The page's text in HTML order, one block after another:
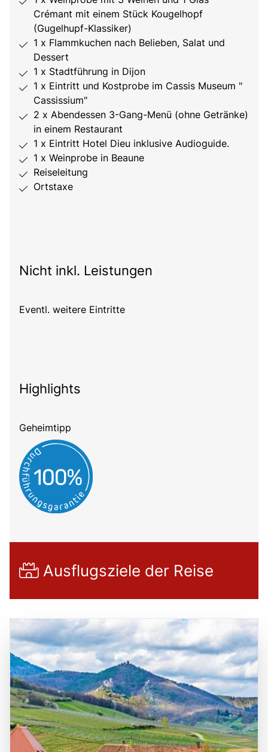
Crémant mit einem Stück Kougelhopf
(Gugelhupf-Klassiker)
1 x Flammkuchen nach Belieben, Salat und
Dessert
1 x Stadtführung in Dijon
1 x Eintritt und Kostprobe im Cassis Museum "
Cassissium"
2 x Abendessen 3-Gang-Menü (ohne Getränke)
in einem Restaurant
1 x Eintritt Hotel Dieu inklusive Audioguide.
1 x Weinprobe in Beaune
Reiseleitung
Ortstaxe
Nicht inkl. Leistungen
Eventl. weitere Eintritte
Highlights
Geheimtipp
Ausflugsziele der Reise